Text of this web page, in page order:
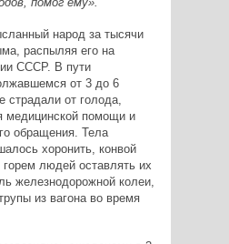
народ за тысячи
распыляя его на
СССР. В пути
от 3 до 6
от голода,
медицинской помощи и
обращения. Тела
хоронить, конвой
людей оставлять их
железнодорожной колеи,
из вагона во время